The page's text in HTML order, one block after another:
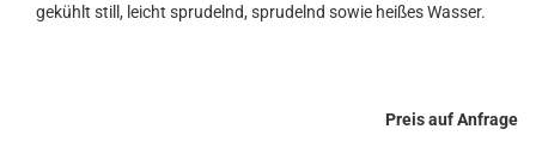
gekühlt still, leicht sprudelnd, sprudelnd sowie heißes Wasser.
Preis auf Anfrage